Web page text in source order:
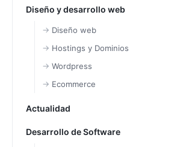
Diseño y desarrollo web
Diseño web
Hostings y Dominios
Wordpress
Ecommerce
Actualidad
Desarrollo de Software